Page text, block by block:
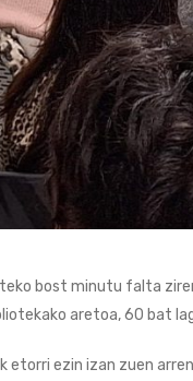
bost minutu falta
aretoa, 60 bat
etorri ezin izan zuen